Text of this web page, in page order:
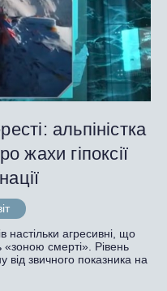
альпіністка
жахи гіпоксії
настільки агресивні, що
смерті». Рівень
звичного показника на